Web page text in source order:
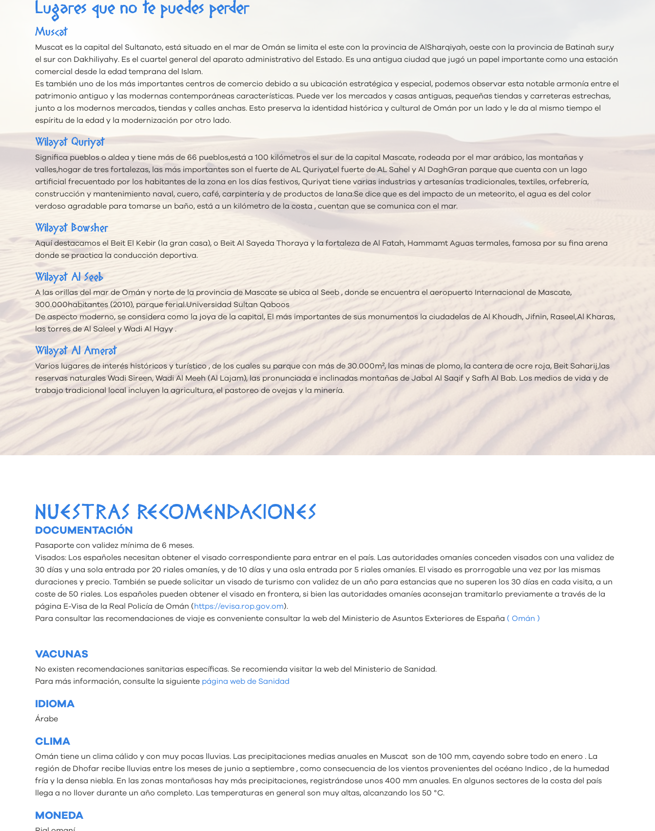
Lugares que no te puedes perder
Muscat
Muscat es la capital del Sultanato, está situado en el mar de Omán se limita el este con la provincia de AlSharqiyah, oeste con la provincia de Batinah sur,y
el sur con Dakhiliyahy. Es el cuartel general del aparato administrativo del Estado. Es una antigua ciudad que jugó un papel importante como una estación
comercial desde la edad temprana del Islam.
Es también uno de los más importantes centros de comercio debido a su ubicación estratégica y especial, podemos observar esta notable armonía entre el
patrimonio antiguo y las modernas contemporáneas características. Puede ver los mercados y casas antiguas, pequeñas tiendas y carreteras estrechas,
junto a los modernos mercados, tiendas y calles anchas. Esto preserva la identidad histórica y cultural de Omán por un lado y le da al mismo tiempo el
espíritu de la edad y la modernización por otro lado.
Wilayat Quriyat
Significa pueblos o aldea y tiene más de 66 pueblos,está a 100 kilómetros el sur de la capital Mascate, rodeada por el mar arábico, las montañas y
valles,hogar de tres fortalezas, las más importantes son el fuerte de AL Quriyat,el fuerte de AL Sahel y Al DaghGran parque que cuenta con un lago
artificial frecuentado por los habitantes de la zona en los días festivos, Quriyat tiene varias industrias y artesanías tradicionales, textiles, orfebrería,
construcción y mantenimiento naval, cuero, café, carpintería y de productos de lana.Se dice que es del impacto de un meteorito, el agua es del color
verdoso agradable para tomarse un baño, está a un kilómetro de la costa , cuentan que se comunica con el mar.
Wilayat Bowsher
Aquí destacamos el Beit El Kebir (la gran casa), o Beit Al Sayeda Thoraya y la fortaleza de Al Fatah, Hammamt Aguas termales, famosa por su fina arena
donde se practica la conducción deportiva.
Wilayat Al Seeb
A las orillas del mar de Omán y norte de la provincia de Mascate se ubica al Seeb , donde se encuentra el aeropuerto Internacional de Mascate,
300.000habitantes (2010), parque ferial.Universidad Sultan Qaboos
De aspecto moderno, se considera como la joya de la capital, El más importantes de sus monumentos la ciudadelas de Al Khoudh, Jifnin, Raseel,Al Kharas,
las torres de Al Saleel y Wadi Al Hayy .
Wilayat Al Amerat
Varios lugares de interés históricos y turístico , de los cuales su parque con más de 30.000m², las minas de plomo, la cantera de ocre roja, Beit Saharij,las
reservas naturales Wadi Sireen, Wadi Al Meeh (Al Lajam), las pronunciada e inclinadas montañas de Jabal Al Saqif y Safh Al Bab. Los medios de vida y de
trabajo tradicional local incluyen la agricultura, el pastoreo de ovejas y la minería.
NUESTRAS RECOMENDACIONES
DOCUMENTACIÓN
Pasaporte con validez mínima de 6 meses.
Visados: Los españoles necesitan obtener el visado correspondiente para entrar en el país. Las autoridades omaníes conceden visados con una validez de
30 días y una sola entrada por 20 riales omaníes, y de 10 días y una osla entrada por 5 riales omaníes. El visado es prorrogable una vez por las mismas
duraciones y precio. También se puede solicitar un visado de turismo con validez de un año para estancias que no superen los 30 días en cada visita, a un
coste de 50 riales. Los españoles pueden obtener el visado en frontera, si bien las autoridades omaníes aconsejan tramitarlo previamente a través de la
página E-Visa de la Real Policía de Omán (https://evisa.rop.gov.om).
Para consultar las recomendaciones de viaje es conveniente consultar la web del Ministerio de Asuntos Exteriores de España ( Omán )
VACUNAS
No existen recomendaciones sanitarias específicas. Se recomienda visitar la web del Ministerio de Sanidad.
Para más información, consulte la siguiente página web de Sanidad
IDIOMA
Árabe
CLIMA
Omán tiene un clima cálido y con muy pocas lluvias. Las precipitaciones medias anuales en Muscat son de 100 mm, cayendo sobre todo en enero . La
región de Dhofar recibe lluvias entre los meses de junio a septiembre , como consecuencia de los vientos provenientes del océano Indico , de la humedad
fría y la densa niebla.​ En las zonas montañosas hay más precipitaciones, registrándose unos 400 mm anuales. En algunos sectores de la costa del país
llega a no llover durante un año completo. Las temperaturas en general son muy altas, alcanzando los 50 °C.
MONEDA